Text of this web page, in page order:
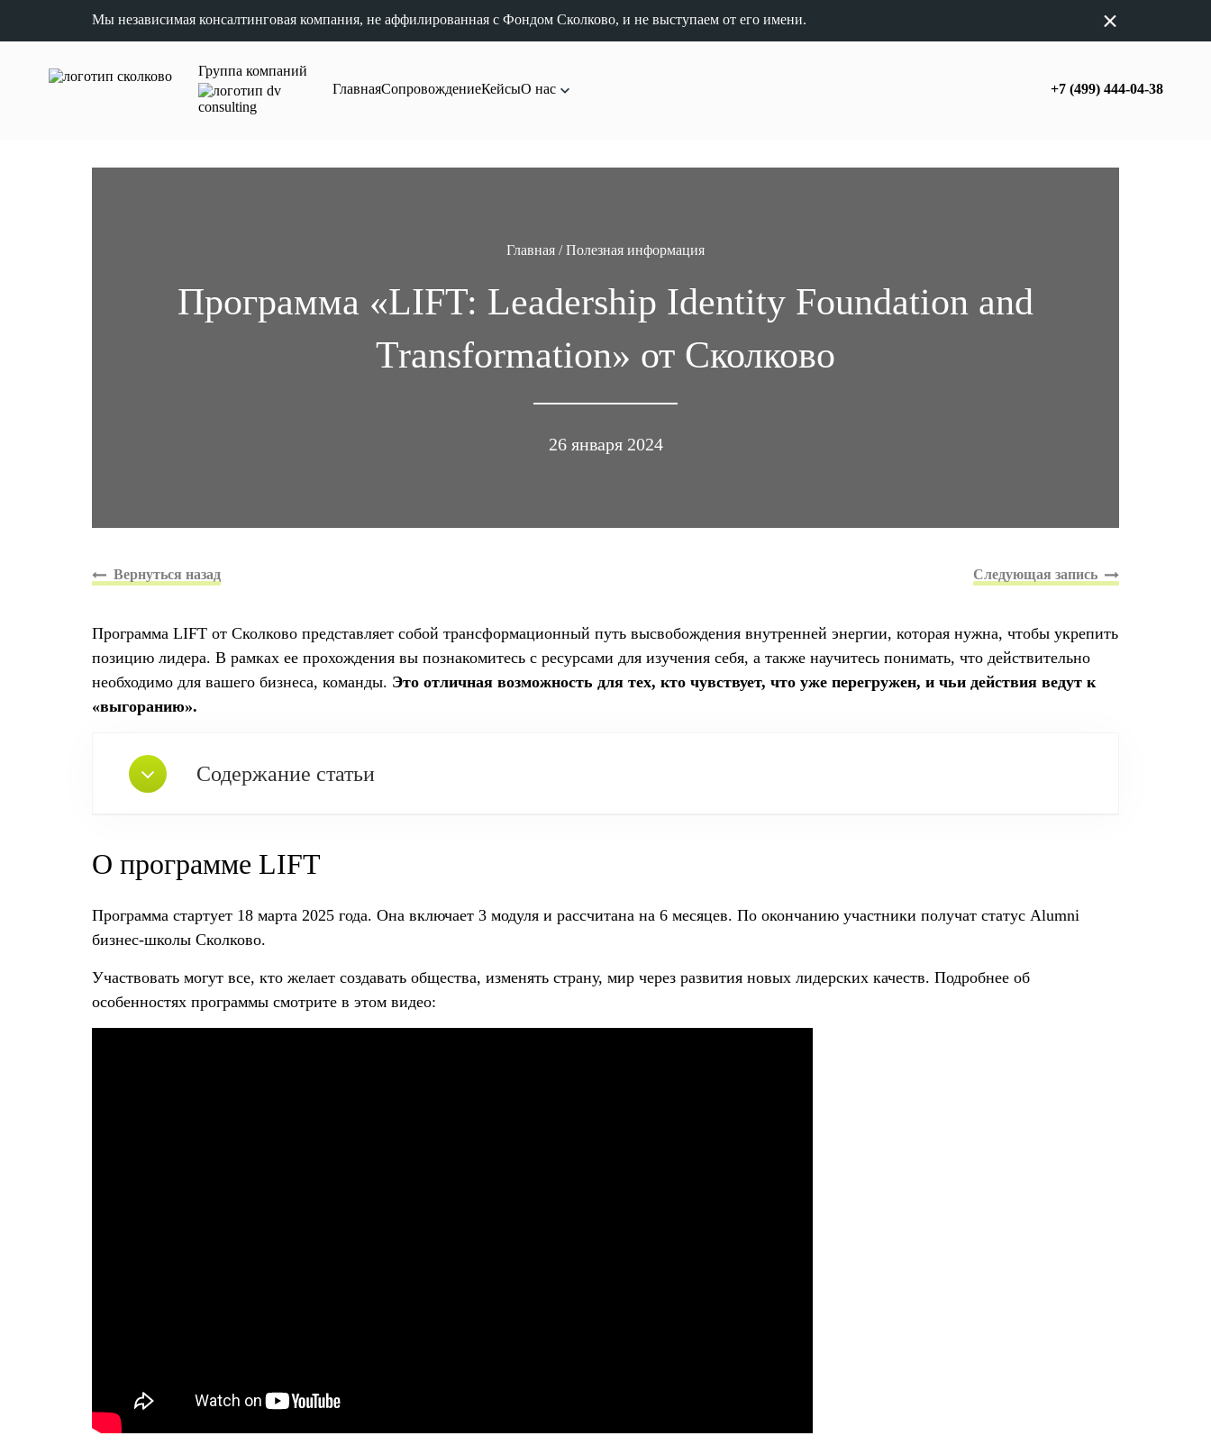
Мы независимая консалтинговая компания, не аффилированная с Фондом Сколково, и не выступаем от его имени.
Группа компаний
ГлавнаяСопровождениеКейсыО нас +7 (499) 444-04-38
Главная / Полезная информация
Программа «LIFT: Leadership Identity Foundation and
Transformation» от Сколково
26 января 2024
Программа LIFT от Сколково представляет собой трансформационный путь высвобождения внутренней энергии, которая нужна, чтобы укрепить
позицию лидера. В рамках ее прохождения вы познакомитесь с ресурсами для изучения себя, а также научитесь понимать, что действительно
необходимо для вашего бизнеса, команды. Это отличная возможность для тех, кто чувствует, что уже перегружен, и чьи действия ведут к
«выгоранию».
Содержание статьи
Структура программы LIFT (Leadership Identity Foundation and Transformation)
Расписание
Модуль 2
О программе LIFT
Программа стартует 18 марта 2025 года. Она включает 3 модуля и рассчитана на 6 месяцев. По окончанию участники получат статус Alumni
бизнес-школы Сколково.
Участвовать могут все, кто желает создавать общества, изменять страну, мир через развития новых лидерских качеств. Подробнее об
особенностях программы смотрите в этом видео: